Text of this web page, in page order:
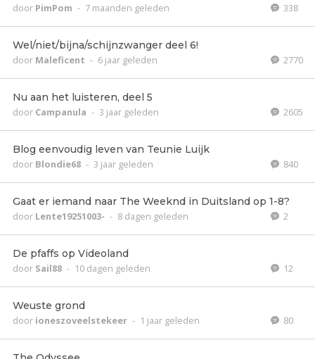
door PimPom - 7 maanden geleden 338
Wel/niet/bijna/schijnzwanger deel 6!
door Maleficent - 6 jaar geleden 2770
Nu aan het luisteren, deel 5
door Campanula - 3 jaar geleden 2605
Blog eenvoudig leven van Teunie Luijk
door Blondie68 - 3 jaar geleden 840
Gaat er iemand naar The Weeknd in Duitsland op 1-8?
door Lente19251003- - 8 dagen geleden 2
De pfaffs op Videoland
door Sail88 - 10 dagen geleden 12
Weuste grond
door ioneszoveelstekeer - 1 jaar geleden 80